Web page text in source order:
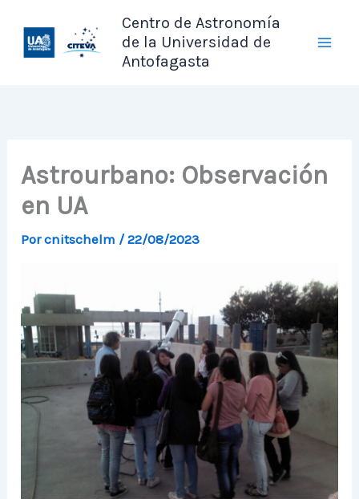
contenido
Centro de Astronomía
de la Universidad de
Antofagasta
Astrourbano: Observación
en UA
Porcnitschelm /22/08/2023